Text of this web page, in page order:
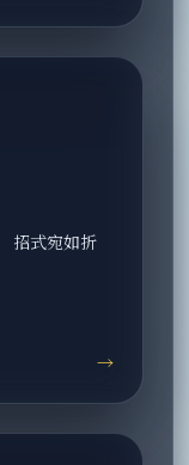
招式宛如折
→